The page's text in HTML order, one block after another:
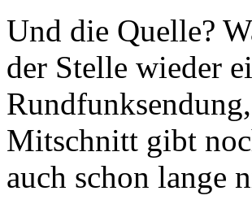
Und die Quelle?
der Stelle wieder
Mitschnitt gibt
auch schon lange